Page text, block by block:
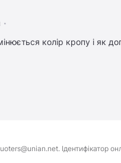
колір кропу і як
Ідентифікатор